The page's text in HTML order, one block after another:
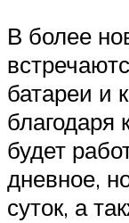
В более
батареи и
благодаря
будет
дневное,
суток, а